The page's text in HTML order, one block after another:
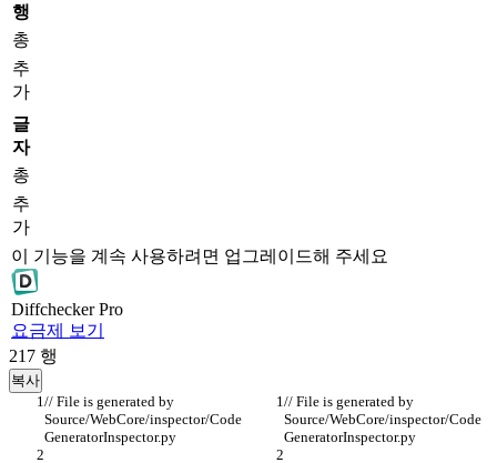
행
총
추
가
글
자
총
추
가
이 기능을 계속 사용하려면 업그레이드해 주세요
DiffcheckerPro
요금제 보기
217 행
복사
// File is generated by
Source/WebCore/inspector/Code
GeneratorInspector.py
// File is generated by
Source/WebCore/inspector/Code
GeneratorInspector.py